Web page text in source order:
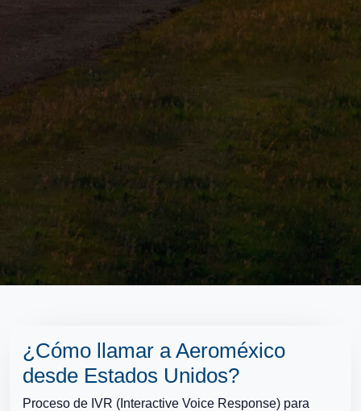
¿Cómo llamar a Aeroméxico
desde Estados Unidos?
Proceso de IVR (Interactive Voice Response) para